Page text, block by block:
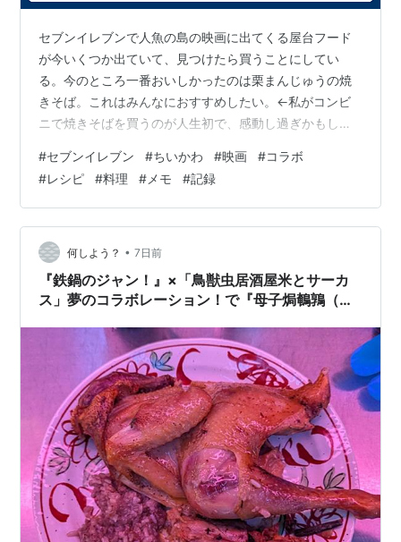
セブンイレブンで人魚の島の映画に出てくる屋台フード
が今いくつか出ていて、見つけたら買うことにしてい
る。今のところ一番おいしかったのは栗まんじゅうの焼
きそば。これはみんなにおすすめしたい。←私がコンビ
ニで焼きそばを買うのが人生初で、感動し過ぎかもしれ
が硬めなんですよ。めっちゃ食べ心地が良い。途中で飽
きない。味濃いめなのは栗まんじゅうの酒飲みキャラに
合わせておつまみ仕様になっているのか？キャベツと紅
しょうがも良かった。次においしかったのはシーサーの
島らーめん。勝手にソーキそばをイメージしていたが全
然違う。細くて黄色くてちぢれた麺。こういう麺めっち
ゃ…
#セブンイレブン #ちいかわ #映画 #コラボ
#レシピ #料理 #メモ #記録
何しよう？ • 7日前
『鉄鍋のジャン！』×「鳥獣虫居酒屋米とサーカ
ス」夢のコラボレーション！で『母子焗鵪鶉（ム